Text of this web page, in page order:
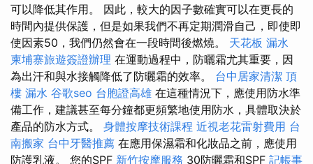
可以降低其作用。 因此，較大的因子數確實可以在更長的
時間內提供保護，但是如果我們不再定期潤滑自己，即使即
使因素50，我們仍然會在一段時間後燃燒。 天花板 漏水
柬埔寨旅遊簽證辦理 在運動過程中，防曬霜尤其重要，因
為出汗和與水接觸降低了防曬霜的效率。 台中居家清潔 頂
樓 漏水 谷歌seo 台胞證高雄 在這種情況下，應使用防水準
備工作，建議甚至每分鐘都更頻繁地使用防水，具體取決於
產品的防水方式。 身體按摩技術課程 近視老花雷射費用 台
南搬家 台中牙醫推薦 在應用保濕霜和化妝品之前，應使用
防護乳液。 您的SPF 新竹按摩服務 30防曬霜和SPF 記帳事